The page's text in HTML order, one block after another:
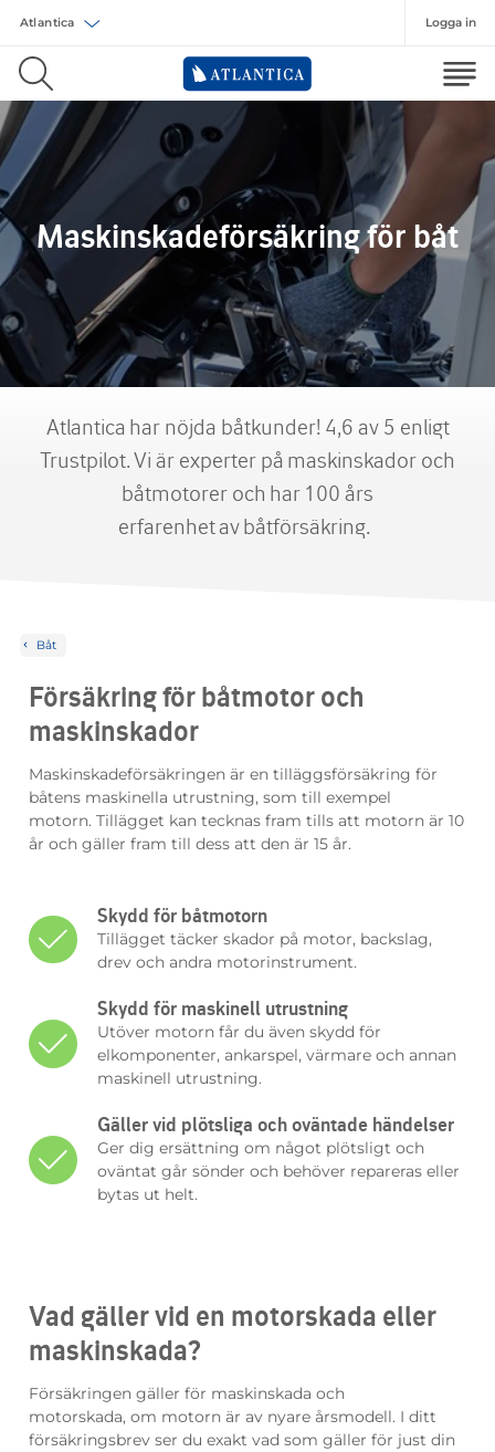
Välj försäkring
Logga in
Maskinskadeförsäkring för båt
Atlantica har nöjda båtkunder! 4,6 av 5 enligt
Trustpilot. Vi är experter på maskinskador och
båtmotorer och har 100 års
erfarenhet av båtförsäkring.
Båt
Försäkring för båtmotor och
maskinskador
Maskinskadeförsäkringen är en tilläggsförsäkring för
båtens maskinella utrustning,som till exempel
motorn.Tillägget kan tecknas fram tills att motorn är 10
år och gäller fram till dess attdenär 15 år.
Skydd för båtmotorn
Tillägget täcker skador på motor, backslag,
drev och andra motorinstrument.
Skydd för maskinell utrustning
Utöver motorn får du även skydd för
elkomponenter, ankarspel, värmare och annan
maskinell utrustning.
Gäller vid plötsliga och oväntade händelser
Ger dig ersättning om något plötsligt och
oväntat går sönder och behöver repareras eller
bytas ut helt.
Vad gäller vid en motorskada eller
maskinskada?
Försäkringen gäller för maskinskada och
motorskada,om motorn är av nyare årsmodell. I ditt
försäkringsbrev ser du exakt vad som gäller för justdin